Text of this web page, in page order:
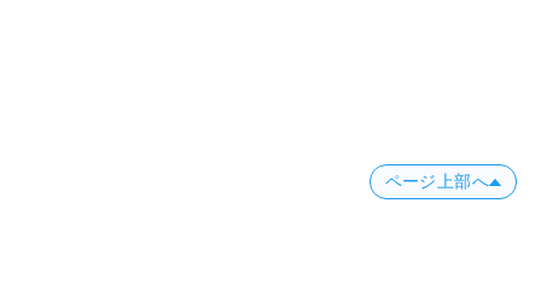
ページ上部へ